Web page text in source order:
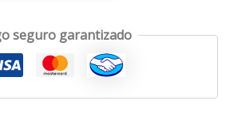
seguro garantizado